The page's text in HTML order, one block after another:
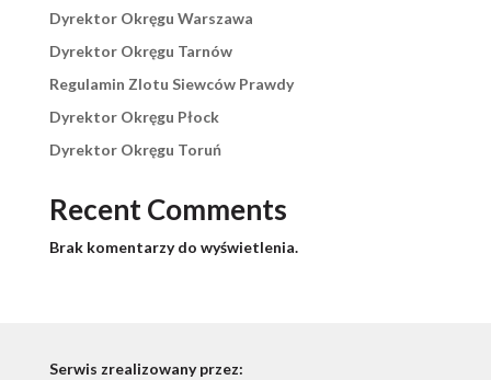
Dyrektor Okręgu Warszawa
Dyrektor Okręgu Tarnów
Regulamin Zlotu Siewców Prawdy
Dyrektor Okręgu Płock
Dyrektor Okręgu Toruń
Recent Comments
Brak komentarzy do wyświetlenia.
Serwis zrealizowany przez: